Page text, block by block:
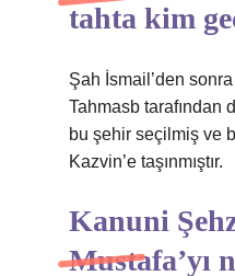
tahta kim
Şah İsmail’den
Tahmasb tarafından
bu şehir seçilmiş ve
Kazvin’e taşınmıştır.
Kanuni
Mustafa’yı